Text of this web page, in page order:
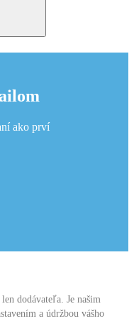
ako prví
dodávateľa. Je našim
a údržbou vášho